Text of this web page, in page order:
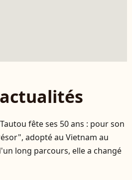
fête ses 50 ans : pour son
adopté au Vietnam au
long parcours, elle a changé